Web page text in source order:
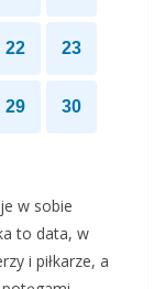
22 23
29 30
w sobie
to data, w
i piłkarze, a